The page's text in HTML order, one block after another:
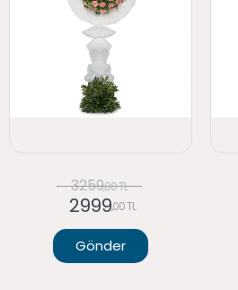
3259,00 TL
2999,00 TL
Gönder